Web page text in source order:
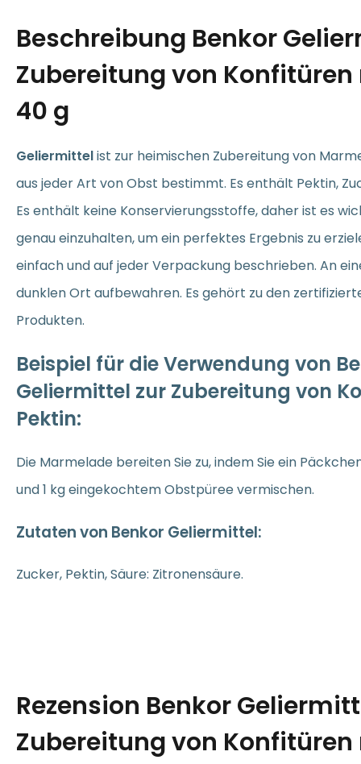
Beschreibung Benkor
Zubereitung von
40 g
Geliermittelist zur heimischen Zubereitung von
aus jeder Art von Obst bestimmt. Es enthält Pektin,
Es enthält keine Konservierungsstoffe, daher ist es
genau einzuhalten, um ein perfektes Ergebnis zu
einfach und auf jeder Verpackung beschrieben. An
dunklen Ort aufbewahren. Es gehört zu den
Produkten.
Beispiel für die Verwendung von
Geliermittel zur Zubereitung von
Pektin:
Die Marmelade bereiten Sie zu, indem Sie ein
und 1 kg eingekochtem Obstpüree vermischen.
Zutaten von Benkor Geliermittel:
Zucker, Pektin, Säure: Zitronensäure.
Rezension Benkor
Zubereitung von